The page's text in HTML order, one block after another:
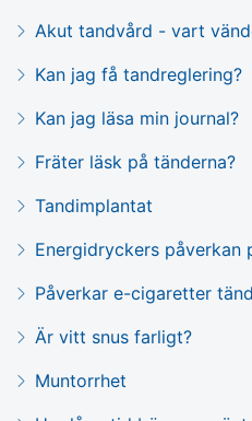
Akut tandvård - vart
Kan jag få tandreglering?
Kan jag läsa min journal?
Fräter läsk på tänderna?
Tandimplantat
Energidryckers påverkan
Påverkar e-cigaretter
Är vitt snus farligt?
Muntorrhet